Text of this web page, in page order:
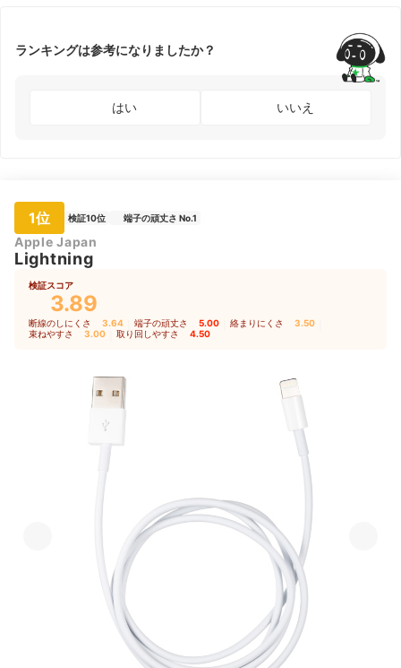
ランキングは参考になりましたか？
はい いいえ
1位 検証10位 端子の頑丈さ No.1
Apple Japan
Lightning
検証スコア
3.89
断線のしにくさ 3.64 端子の頑丈さ 5.00 絡まりにくさ 3.50
束ねやすさ 3.00 取り回しやすさ 4.50